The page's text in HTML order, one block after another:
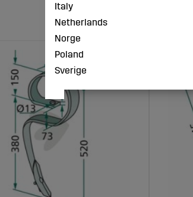
Italy
Netherlands
Norge
Poland
Sverige